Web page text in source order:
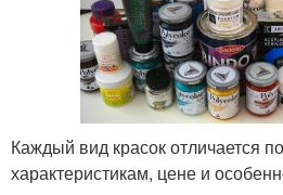
Каждый вид красок отличается
характеристикам, цене и